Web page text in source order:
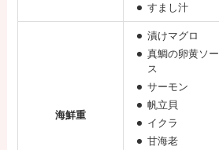
すまし汁
海鮮重
漬けマグロ
真鯛の卵黄ソー
ス
サーモン
帆立貝
イクラ
甘海老